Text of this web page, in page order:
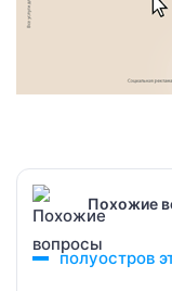
Похожие
полуостров